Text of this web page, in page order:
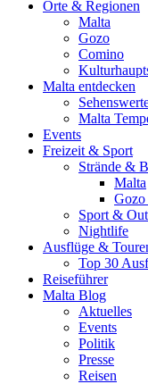
Orte & Regionen
Malta
Gozo
Comino
Malta entdecken
Malta
Events
Freizeit & Sport
Strände &
Malta
Sport &
Nightlife
Ausflüge &
Top 30
Reiseführer
Malta Blog
Aktuelles
Events
Politik
Presse
Reisen